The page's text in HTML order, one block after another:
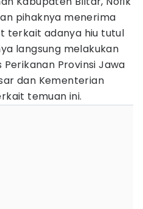
pihaknya menerima
terkait adanya hiu tutul
langsung melakukan
Provinsi Jawa
dan Kementerian
temuan ini.